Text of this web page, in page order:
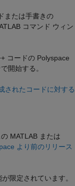
または手書きの
コマンド ウィン
コードの Polyspace
開始する。
されたコードに対する
MATLAB または
より前のリリース
限定されています。